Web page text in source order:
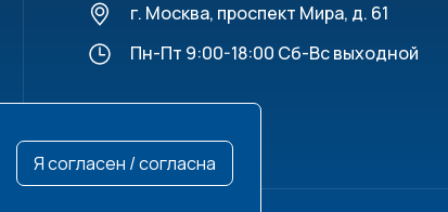
г. Москва, проспект Мира, д. 61
Пн-Пт 9:00-18:00 Сб-Вс выходной
Я согласен / согласна